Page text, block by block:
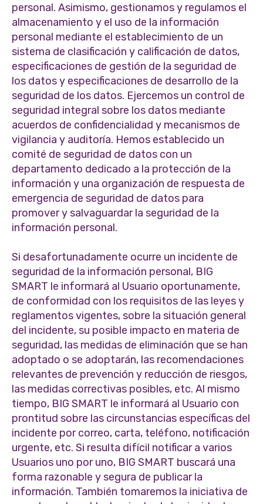
personal. Asimismo, gestionamos y regulamos el
almacenamiento y el uso de la información
personal mediante el establecimiento de un
sistema de clasificación y calificación de datos,
especificaciones de gestión de la seguridad de
los datos y especificaciones de desarrollo de la
seguridad de los datos. Ejercemos un control de
seguridad integral sobre los datos mediante
acuerdos de confidencialidad y mecanismos de
vigilancia y auditoría. Hemos establecido un
comité de seguridad de datos con un
departamento dedicado a la protección de la
información y una organización de respuesta de
emergencia de seguridad de datos para
promover y salvaguardar la seguridad de la
información personal.
Si desafortunadamente ocurre un incidente de
seguridad de la información personal, BIG
SMART le informará al Usuario oportunamente,
de conformidad con los requisitos de las leyes y
reglamentos vigentes, sobre la situación general
del incidente, su posible impacto en materia de
seguridad, las medidas de eliminación que se han
adoptado o se adoptarán, las recomendaciones
relevantes de prevención y reducción de riesgos,
las medidas correctivas posibles, etc. Al mismo
tiempo, BIG SMART le informará al Usuario con
prontitud sobre las circunstancias específicas del
incidente por correo, carta, teléfono, notificación
urgente, etc. Si resulta difícil notificar a varios
Usuarios uno por uno, BIG SMART buscará una
forma razonable y segura de publicar la
información. También tomaremos la iniciativa de